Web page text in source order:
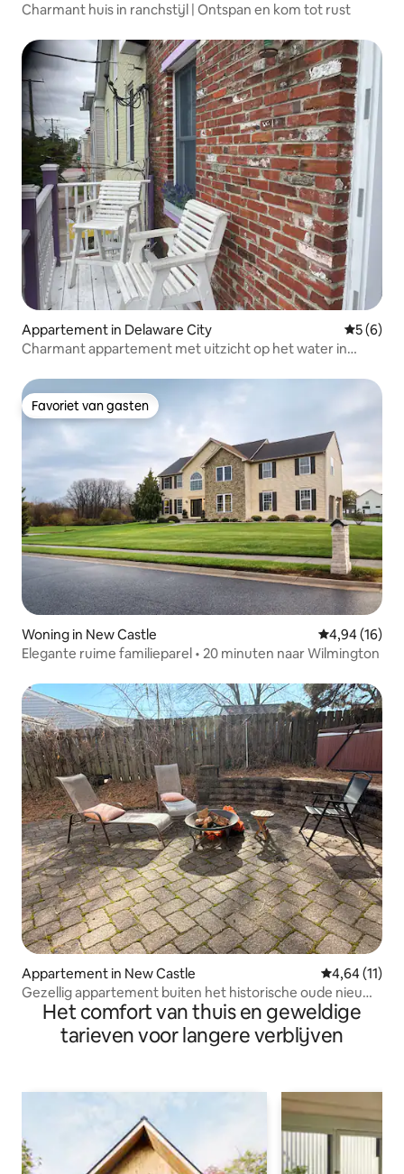
Charmant huis in ranchstijl | Ontspan en kom tot rust
Appartement in Delaware City
5 (6)
Charmant appartement met uitzicht op het water in
Favoriet van gasten
Favoriet van gasten
Woning in New Castle Gemiddelde
4,94 (16)
Elegante ruime familieparel • 20 minuten naar Wilmington
Appartement in New Castle Gemiddelde
4,64 (11)
Gezellig appartement buiten het historische oude nieuwe
kasteel
Het comfort van thuis en geweldige
tarieven voor langere verblijven